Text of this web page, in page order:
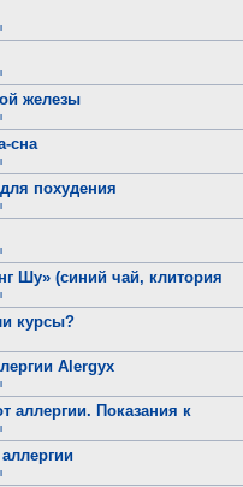
железы
сна
похудения
Шу» (синий чай, клитория
курсы?
Alergyx
аллергии. Показания к